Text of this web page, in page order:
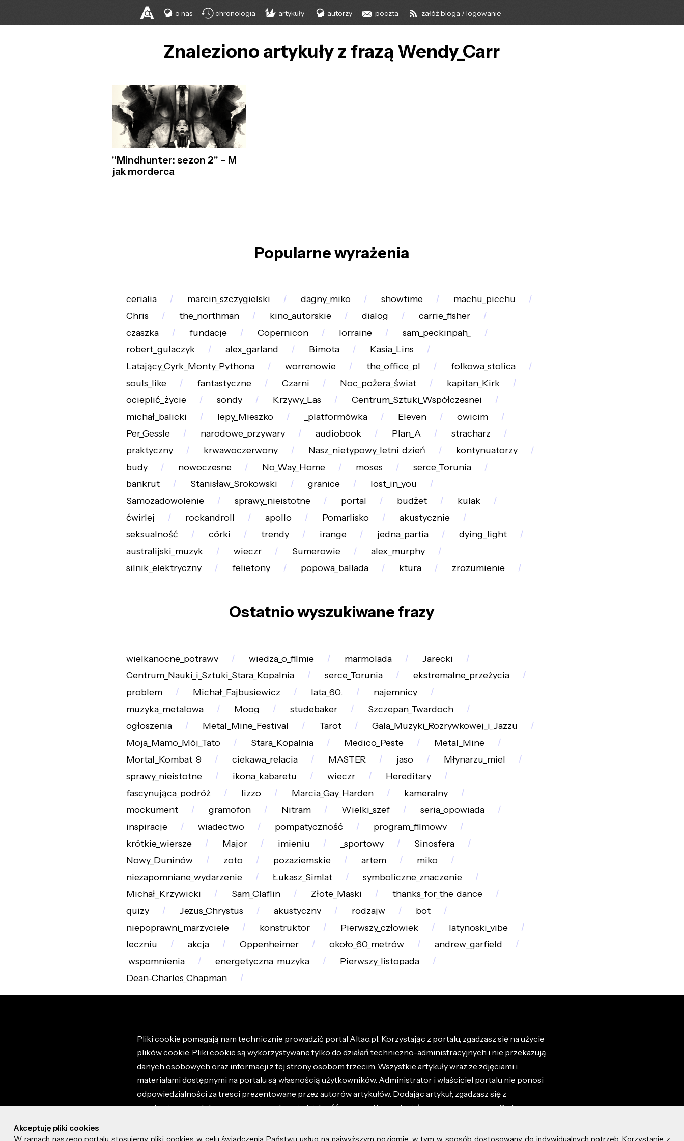
o nas chronologia artykuły autorzy poczta załóż bloga / logowanie
Znaleziono artykuły z frazą Wendy_Carr
"Mindhunter: sezon 2" – M
jak morderca
Popularne wyrażenia
cerialia marcin_szczygielski dagny_miko showtime
machu_picchu
Chris
the_northman kino_autorskie dialog
carrie_fisher
czaszka
fundacje Copernicon lorraine
sam_peckinpah_
robert_gulaczyk
alex_garland Bimota
Kasia_Lins
Latający_Cyrk_Monty_Pythona
worrenowie the_office_pl
folkowa_stolica
souls_like
fantastyczne Czarni Noc_pożera_świat
kapitan_Kirk
ocieplić_życie
sondy Krzywy_Las
Centrum_Sztuki_Współczesnej
michał_balicki
lepy_Mieszko _platformówka Eleven
owicim
Per_Gessle
narodowe_przywary audiobook Plan_A
stracharz
praktyczny
krwawoczerwony Nasz_nietypowy_letni_dzień
kontynuatorzy
budy
nowoczesne No_Way_Home moses
serce_Torunia
bankrut
Stanisław_Srokowski granice
lost_in_you
Samozadowolenie
sprawy_nieistotne portal budżet
kulak
ćwirlej
rockandroll apollo Pomarlisko
akustycznie
seksualność
córki trendy irange jedna_partia
dying_light
australijski_muzyk
wieczr Sumerowie
alex_murphy
silnik_elektryczny
felietony popowa_ballada ktura zrozumienie
Ostatnio wyszukiwane frazy
wielkanocne_potrawy wiedza_o_filmie marmolada
Jarecki
Centrum_Nauki_i_Sztuki_Stara_Kopalnia
serce_Torunia
ekstremalne_przeżycia
problem
Michał_Fajbusiewicz lata_60.
najemnicy
muzyka_metalowa
Moog studebaker
Szczepan_Twardoch
ogłoszenia
Metal_Mine_Festival Tarot
Gala_Muzyki_Rozrywkowej_i_Jazzu
Moja_Mamo_Mój_Tato
Stara_Kopalnia Medico_Peste
Metal_Mine
Mortal_Kombat_9
ciekawa_relacja MASTER jaso
Młynarzu_miel
sprawy_nieistotne
ikona_kabaretu wieczr
Hereditary
fascynująca_podróż
lizzo Marcia_Gay_Harden
kameralny
mockument
gramofon Nitram Wielki_szef
seria_opowiada
inspiracje
wiadectwo pompatyczność
program_filmowy
krótkie_wiersze
Major imieniu _sportowy
Sinosfera
Nowy_Duninów
zoto pozaziemskie artem
miko
niezapomniane_wydarzenie
Łukasz_Simlat
symboliczne_znaczenie
Michał_Krzywicki
Sam_Claflin Złote_Maski
thanks_for_the_dance
quizy
Jezus_Chrystus akustyczny rodzajw
bot
niepoprawni_marzyciele
konstruktor Pierwszy_człowiek
latynoski_vibe
leczniu
akcja Oppenheimer około_60_metrów
andrew_garfield
wspomnienia
energetyczna_muzyka
Pierwszy_listopada
Dean-Charles_Chapman
Pliki cookie pomagają nam technicznie prowadzić portal Altao.pl. Korzystając z portalu, zgadzasz się na użycie
plików cookie. Pliki cookie są wykorzystywane tylko do działań techniczno-administracyjnych i nie przekazują
danych osobowych oraz informacji z tej strony osobom trzecim. Wszystkie artykuły wraz ze zdjęciami i
materiałami dostępnymi na portalu są własnością użytkowników. Administrator i właściciel portalu nie ponosi
odpowiedzialności za tresci prezentowane przez autorów artykułów. Dodając artykuł, zgadzasz się z
regulaminem portalu oraz ponosisz odpowiedzialność za wszystkie materiały umieszczone przez Ciebie na
Akceptuję pliki cookies